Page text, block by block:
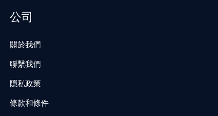
公司
關於我們
聯繫我們
隱私政策
條款和條件